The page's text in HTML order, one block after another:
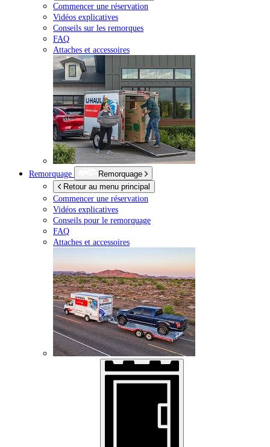
Commencer une réservation
Vidéos explicatives
Conseils sur les remorques
FAQ
Attaches et accessoires
Remorquage
Remorquage
Retour au menu principal
Commencer une réservation
Vidéos explicatives
Conseils pour le remorquage
FAQ
Attaches et accessoires